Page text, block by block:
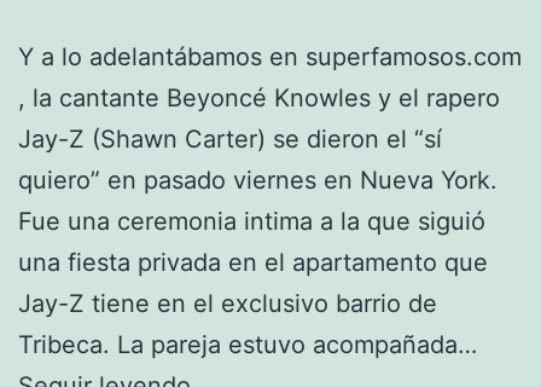
Y a lo adelantábamos en superfamosos.com
, la cantante Beyoncé Knowles y el rapero
Jay-Z (Shawn Carter) se dieron el “sí
quiero” en pasado viernes en Nueva York.
Fue una ceremonia intima a la que siguió
una fiesta privada en el apartamento que
Jay-Z tiene en el exclusivo barrio de
Tribeca. La pareja estuvo acompañada…